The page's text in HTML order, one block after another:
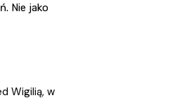
Nie jako
Wigilią, w